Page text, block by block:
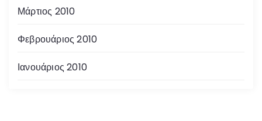
Μάρτιος 2010
Φεβρουάριος 2010
Ιανουάριος 2010